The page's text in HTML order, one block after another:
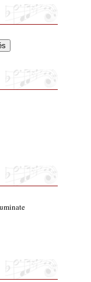
rész
rész: